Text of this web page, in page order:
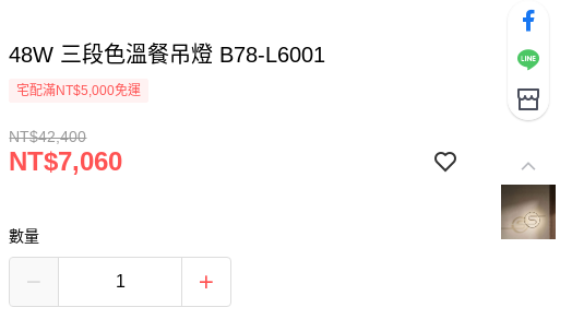
48W 三段色溫餐吊燈 B78-L6001
宅配滿NT$5,000免運
NT$42,400
NT$7,060
數量